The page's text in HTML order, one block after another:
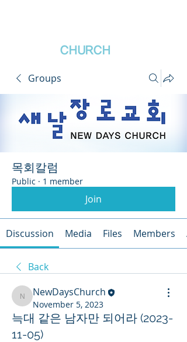
CHURCH
Groups
목회칼럼
Public · 1 member
Join
Discussion Media Files Members
Back
NewDaysChurch
NewDaysChurch
November 5, 2023
늑대 같은 남자만 되어라 (2023-
11-05)